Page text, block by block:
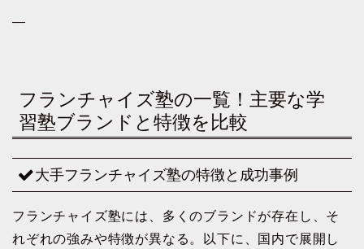
—
フランチャイズ塾の一覧！主要な学
習塾ブランドと特徴を比較
大手フランチャイズ塾の特徴と成功事例
フランチャイズ塾には、多くのブランドが存在し、そ
れぞれの強みや特徴が異なる。以下に、国内で展開し